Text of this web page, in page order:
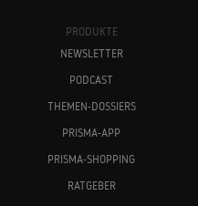
PRODUKTE
NEWSLETTER
PODCAST
THEMEN-DOSSIERS
PRISMA-APP
PRISMA-SHOPPING
RATGEBER